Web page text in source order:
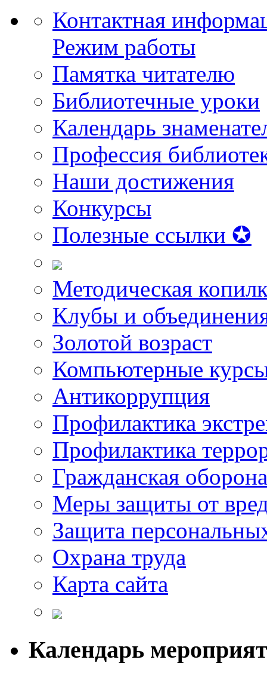
Контактная
Режим работы
Памятка читателю
Библиотечные уроки
Календарь
Профессия
Наши достижения
Конкурсы
Полезные ссылки ✪
Методическая
Клубы и
Золотой возраст
Компьютерные
Антикоррупция
Профилактика
Профилактика
Гражданская оборона
Меры защиты от
Защита
Охрана труда
Карта сайта
Календарь